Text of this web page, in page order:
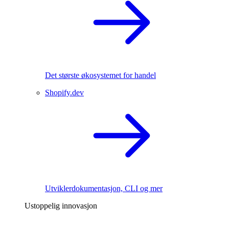
Det største økosystemet for handel
Shopify.dev
Utviklerdokumentasjon, CLI og mer
Ustoppelig innovasjon